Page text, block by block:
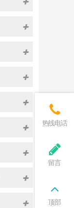
热线电话
留言
顶部